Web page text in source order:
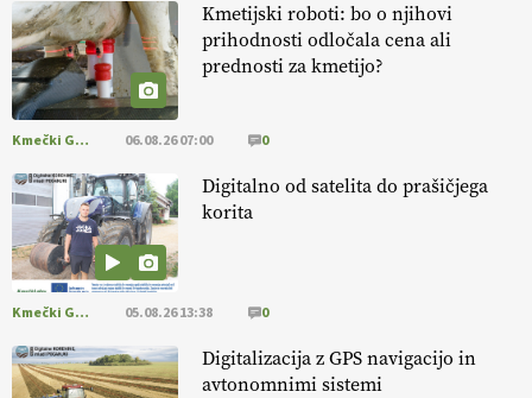
EKOloško = logično: ekološka kmetija
HOMAR
EKOloško = logično: VLOG Ekološko
kmetijstvo brez škropljenja?
EKOloško = logično: ekološka kmetija
ALTENBAHER
EKOloško = logično: ekološko oljarstvo
MORGAN
Kmetijski roboti: bo o njihovi
prihodnosti odločala cena ali
prednosti za kmetijo?
Kmečki Glas 06.08.26 07:00 0
Digitalno od satelita do prašičjega
korita
Kmečki Glas 05.08.26 13:38 0
Digitalizacija z GPS navigacijo in
avtonomnimi sistemi